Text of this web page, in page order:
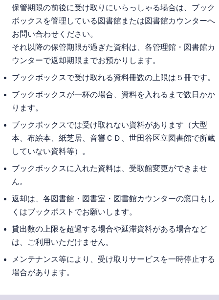
保管期限の前後に受け取りにいらっしゃる場合は、ブック
ボックスを管理している図書館または図書館カウンターへ
お問い合わせください。
それ以降の保管期限が過ぎた資料は、各管理館・図書館カ
ウンターで返却期限までお預かりします。
ブックボックスで受け取れる資料冊数の上限は５冊です。
ブックボックスが一杯の場合、資料を入れるまで数日かか
ります。
ブックボックスでは受け取れない資料があります（大型
本、布絵本、紙芝居、音響ＣＤ、世田谷区立図書館で所蔵
していない資料等）。
ブックボックスに入れた資料は、受取館変更ができませ
ん。
返却は、各図書館・図書室・図書館カウンターの窓口もし
くはブックポストでお願いします。
貸出数の上限を超過する場合や延滞資料がある場合など
は、ご利用いただけません。
メンテナンス等により、受け取りサービスを一時停止する
場合があります。